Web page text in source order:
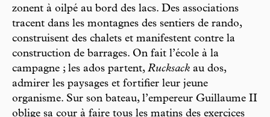
zonent à oilpé au bord des lacs. Des associations
tracent dans les montagnes des sentiers de rando,
construisent des chalets et manifestent contre la
construction de barrages. On fait l’école à la
campagne ; les ados partent, Rucksack au dos,
admirer les paysages et fortifier leur jeune
organisme. Sur son bateau, l’empereur Guillaume II
oblige sa cour à faire tous les matins des exercices